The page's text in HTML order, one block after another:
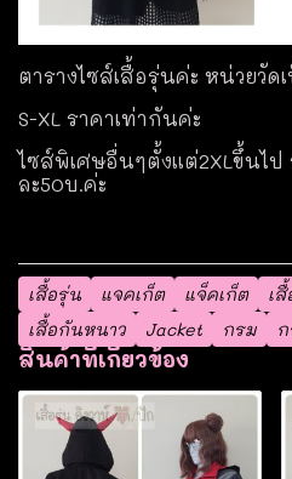
ตารางไซส์เสื้อรุ่นค่ะ หน่วยวัด
S-XL ราคาเท่ากันค่ะ
ไซส์พิเศษอื่นๆตั้งแต่2XLขึ้นไป
ละ50บ.ค่ะ
เสื้อรุ่น แจคเก็ต แจ็คเก็ต เ
เสื้อกันหนาว
Jacket กรม
สินค้าที่เกี่ยวข้อง